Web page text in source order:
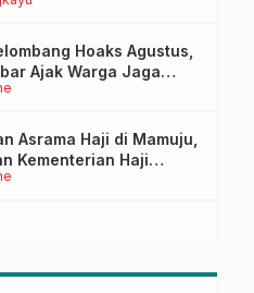
Hoaks Agustus,
Ajak Warga Jaga
Asrama Haji di Mamuju,
Kementerian Haji
Lokasi